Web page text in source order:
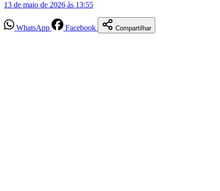
13 de maio de 2026 às 13:55
WhatsApp Facebook Compartilhar